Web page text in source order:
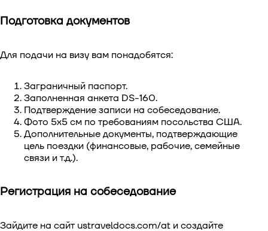
Подготовка документов
Для подачи на визу вам понадобятся:
Заграничный паспорт.
Заполненная анкета DS-160.
Подтверждение записи на собеседование.
Фото 5x5 см по требованиям посольства США.
Дополнительные документы, подтверждающие
цель поездки (финансовые, рабочие, семейные
связи и т.д.).
Регистрация на собеседование
Зайдите на сайт ustraveldocs.com/at и создайте